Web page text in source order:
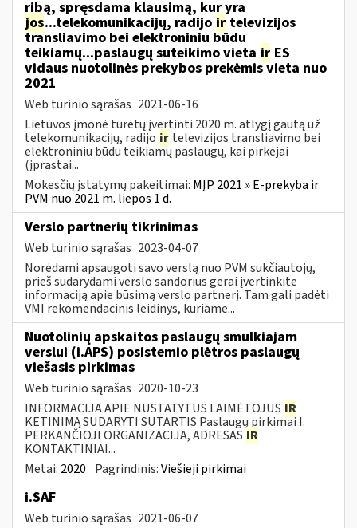
ribą, spręsdama klausimą, kur yra
jos...telekomunikacijų, radijo ir televizijos
transliavimo bei elektroniniu būdu
teikiamų...paslaugų suteikimo vieta ir ES
vidaus nuotolinės prekybos prekėmis vieta nuo
2021
Web turinio sąrašas 2021-06-16
Lietuvos įmonė turėtų įvertinti 2020 m. atlygį gautą už
telekomunikacijų, radijo ir televizijos transliavimo bei
elektroniniu būdu teikiamų paslaugų, kai pirkėjai
(įprastai...
Mokesčių įstatymų pakeitimai: MĮP 2021 » E-prekyba ir
PVM nuo 2021 m. liepos 1 d.
Verslo partnerių tikrinimas
Web turinio sąrašas 2023-04-07
Norėdami apsaugoti savo verslą nuo PVM sukčiautojų,
prieš sudarydami verslo sandorius gerai įvertinkite
informaciją apie būsimą verslo partnerį. Tam gali padėti
VMI rekomendacinis leidinys, kuriame...
Nuotolinių apskaitos paslaugų smulkiajam
verslui (i.APS) posistemio plėtros paslaugų
viešasis pirkimas
Web turinio sąrašas 2020-10-23
INFORMACIJA APIE NUSTATYTUS LAIMĖTOJUS IR
KETINIMĄ SUDARYTI SUTARTIS Paslaugų pirkimai I.
PERKANČIOJI ORGANIZACIJA, ADRESAS IR
KONTAKTINIAI...
Metai: 2020 Pagrindinis:Viešieji pirkimai
i.SAF
Web turinio sąrašas 2021-06-07